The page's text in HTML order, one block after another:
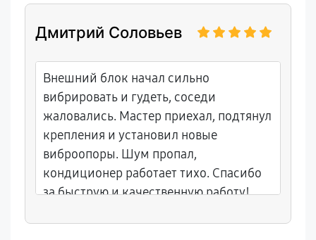
Дмитрий Соловьев
Внешний блок начал сильно
вибрировать и гудеть, соседи
жаловались. Мастер приехал, подтянул
крепления и установил новые
виброопоры. Шум пропал,
кондиционер работает тихо. Спасибо
за быструю и качественную работу!